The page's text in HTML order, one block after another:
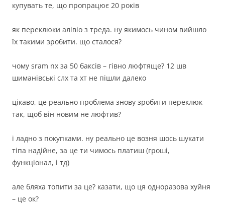
купувать те, що пропрацює 20 років
як переклюки алівіо з треда. ну якимось чином вийшло
їх такими зробити. що сталося?
чому sram nx за 50 баксів – гівно люфтяще? 12 шв
шиманівські слх та хт не пішли далеко
цікаво, це реально проблема знову зробити переклюк
так, щоб він новим не люфтив?
і ладно з покупками. ну реально це возня шось шукати
тіпа надійне, за це ти чимось платиш (гроші,
функціонал, і тд)
але бляха топити за це? казати, що ця одноразова хуйня
– це ок?